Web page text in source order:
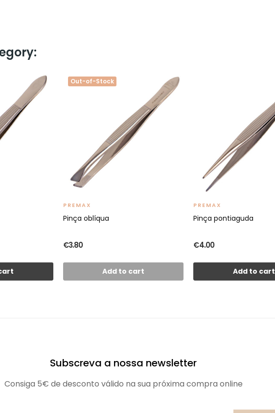
Out-of-Stock
PREMAX
Pinça oblíqua
€3.80
Add to cart
PREMAX
Pinça pontiaguda
€4.00
Add to cart
Subscreva a nossa newsletter
Consiga 5€ de desconto válido na sua próxima compra online